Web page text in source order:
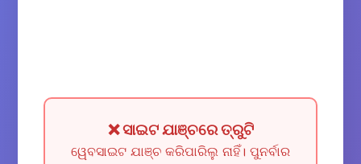
❌ ସାଇଟ ଯାଞ୍ଚରେ ତ୍ରୁଟି
ୱେବସାଇଟ ଯାଞ୍ଚ କରିପାରିଲୁ ନାହିଁ। ପୁନର୍ବାର